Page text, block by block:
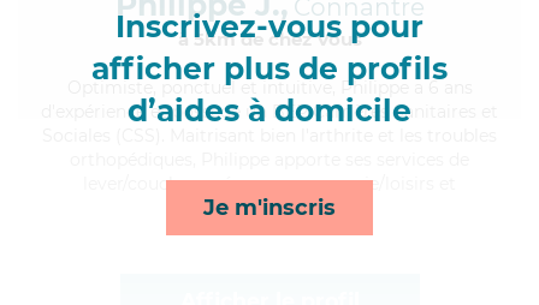
Inscrivez-vous pour
afficher plus de profils
d’aides à domicile
Je m'inscris
Connantre
à 5km de chez Vous
, ponctuel et intuitive, Philippe a 6 ans
d'expérience et possède un BEP Carrières Sanitaires et
lever/coucher, ménage, compagnie/loisirs et
surveillance de nuit*